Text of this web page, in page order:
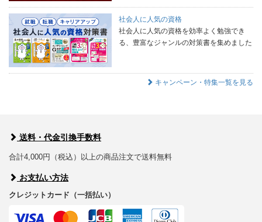
社会人に人気の資格
社会人に人気の資格を効率よく勉強でき
る、豊富なジャンルの対策書を集めました
キャンペーン・特集一覧を見る
送料・代金引換手数料
合計4,000円（税込）以上の商品注文で送料無料
お支払い方法
クレジットカード（一括払い）